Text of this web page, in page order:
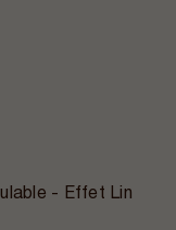
- Effet Lin